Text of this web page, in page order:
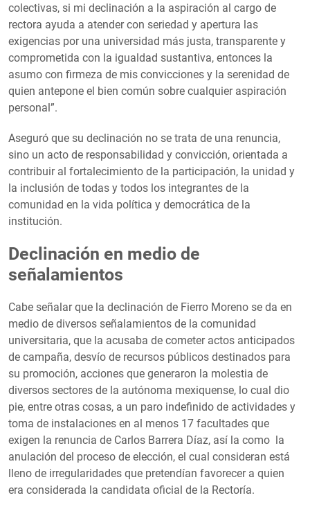
colectivas, si mi declinación a la aspiración al cargo de
rectora ayuda a atender con seriedad y apertura las
exigencias por una universidad más justa, transparente y
comprometida con la igualdad sustantiva, entonces la
asumo con firmeza de mis convicciones y la serenidad de
quien antepone el bien común sobre cualquier aspiración
personal”.
Aseguró que su declinación no se trata de una renuncia,
sino un acto de responsabilidad y convicción, orientada a
contribuir al fortalecimiento de la participación, la unidad y
la inclusión de todas y todos los integrantes de la
comunidad en la vida política y democrática de la
institución.
Declinación en medio de
señalamientos
Cabe señalar que la declinación de Fierro Moreno se da en
medio de diversos señalamientos de la comunidad
universitaria, que la acusaba de cometer actos anticipados
de campaña, desvío de recursos públicos destinados para
su promoción, acciones que generaron la molestia de
diversos sectores de la autónoma mexiquense, lo cual dio
pie, entre otras cosas, a un paro indefinido de actividades y
toma de instalaciones en al menos 17 facultades que
exigen la renuncia de Carlos Barrera Díaz, así la como la
anulación del proceso de elección, el cual consideran está
lleno de irregularidades que pretendían favorecer a quien
era considerada la candidata oficial de la Rectoría.